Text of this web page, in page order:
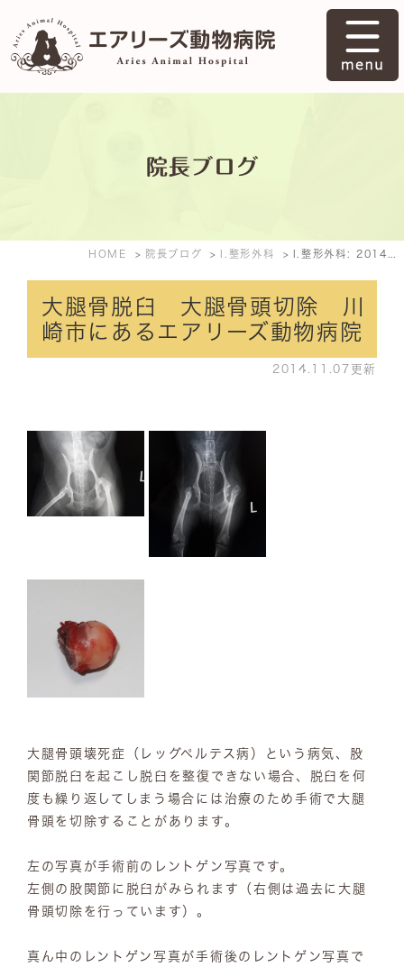
院長ブログ
HOME 院長ブログ l.整形外科
大腿骨脱臼 大腿骨頭切除 川
崎市にあるエアリーズ動物病院
2014.11.07更新
大腿骨頭壊死症（レッグペルテス病）という病気、股
関節脱臼を起こし脱臼を整復できない場合、脱臼を何
度も繰り返してしまう場合には治療のため手術で大腿
骨頭を切除することがあります。
左の写真が手術前のレントゲン写真です。
左側の股関節に脱臼がみられます（右側は過去に大腿
骨頭切除を行っています）。
真ん中のレントゲン写真が手術後のレントゲン写真で